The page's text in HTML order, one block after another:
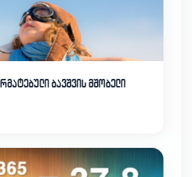
ბავშვის მშობელი